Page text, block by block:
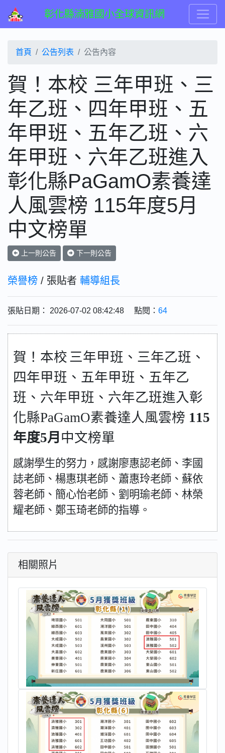
彰化縣湳雅國小全球資訊網
首頁 公告列表 公告內容
賀！本校 三年甲班、三
年乙班、四年甲班、五
年甲班、五年乙班、六
年甲班、六年乙班進入
彰化縣PaGamO素養達
人風雲榜 115年度5月
中文榜單
上一則公告 下一則公告
榮譽榜 / 張貼者 輔導組長
張貼日期： 2026-07-02 08:42:48 點閱： 64
賀！本校 三年甲班、三年乙班、
四年甲班、五年甲班、五年乙
班、六年甲班、六年乙班進入彰
化縣PaGamO素養達人風雲榜 115
年度5月 中文榜單
感謝學生的努力，感謝廖惠認老師、李國
誌老師、楊惠琪老師、蕭惠玲老師、蘇依
蓉老師、簡心怡老師、劉明瑜老師、林榮
耀老師、鄭玉琦老師的指導。
相關照片